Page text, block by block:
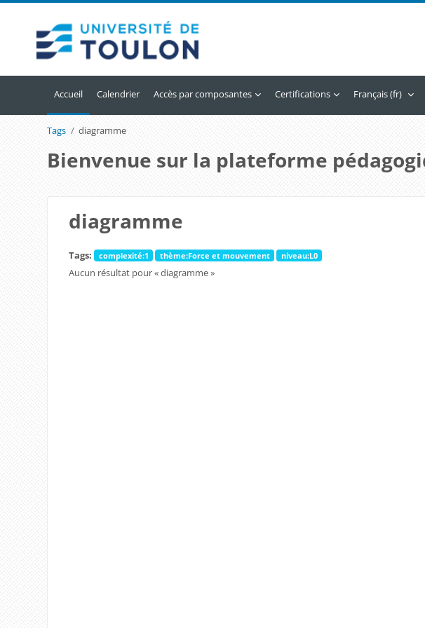
Accueil Calendrier Accès par composantes Certifications Français ‎(fr)‎
Tags diagramme
Bienvenue sur la plateforme
diagramme
Tags: complexité:1 thème:Force et mouvement niveau:L0
Aucun résultat pour « diagramme »